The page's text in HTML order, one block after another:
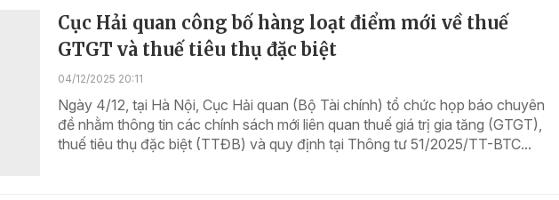
Cục Hải quan công bố hàng loạt điểm mới về thuế
GTGT và thuế tiêu thụ đặc biệt
04/12/2025 20:11
Ngày 4/12, tại Hà Nội, Cục Hải quan (Bộ Tài chính) tổ chức họp báo chuyên
đề nhằm thông tin các chính sách mới liên quan thuế giá trị gia tăng (GTGT),
thuế tiêu thụ đặc biệt (TTĐB) và quy định tại Thông tư 51/2025/TT-BTC...